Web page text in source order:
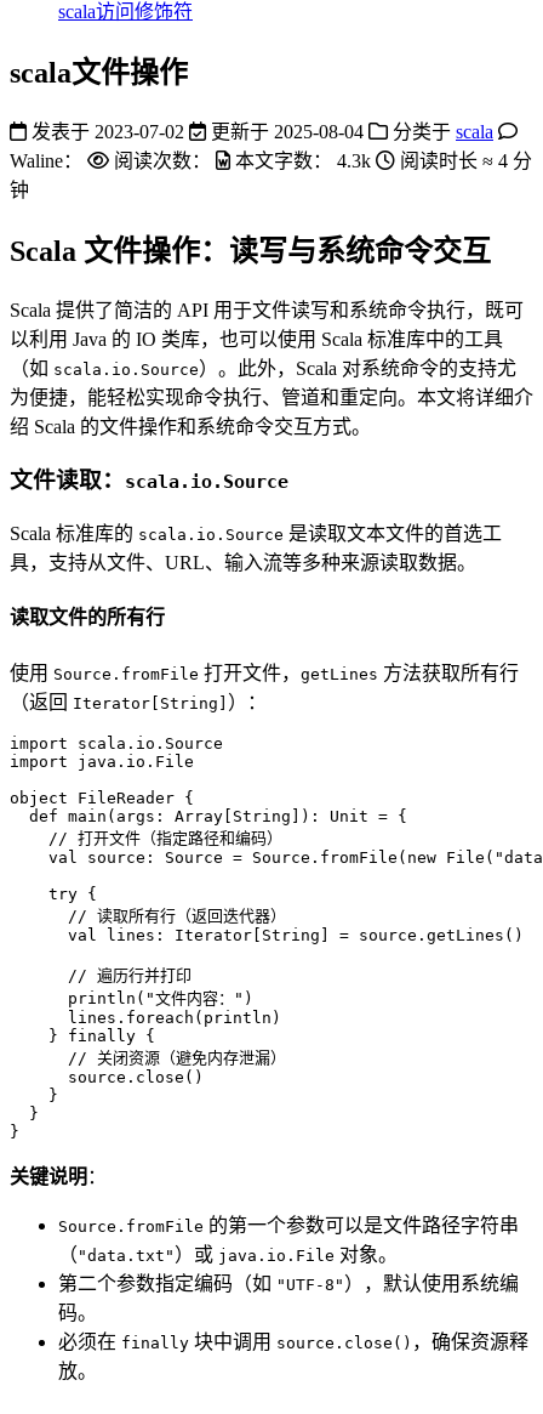
scala访问修饰符
scala文件操作
发表于 2023-07-02 更新于 2025-08-04 分类于 scala
Waline：
阅读次数： 本文字数： 4.3k 阅读时长 ≈ 4 分
钟
Scala 文件操作：读写与系统命令交互
Scala 提供了简洁的 API 用于文件读写和系统命令执行，既可
以利用 Java 的 IO 类库，也可以使用 Scala 标准库中的工具
（如 scala.io.Source）。此外，Scala 对系统命令的支持尤
为便捷，能轻松实现命令执行、管道和重定向。本文将详细介
绍 Scala 的文件操作和系统命令交互方式。
文件读取： scala.io.Source
Scala 标准库的 scala.io.Source 是读取文本文件的首选工
具，支持从文件、URL、输入流等多种来源读取数据。
读取文件的所有行
使用 Source.fromFile 打开文件， getLines 方法获取所有行
（返回 Iterator[String] ）：
import scala.io. Source
import java.io. File
object
FileReader {
def main (args: Array [ String ]): Unit = {
// 打开文件（指定路径和编码）
val
source: Source = Source .fromFile( new File (
try {
// 读取所有行（返回迭代器）
val
lines: Iterator [ String ] = source.getLines()
// 遍历行并打印
      println(
"文件内容：" )
      lines.foreach(println)
    }
finally {
// 关闭资源（避免内存泄漏）
      source.close()
    }
  }
}
关键说明 ：
Source.fromFile 的第一个参数可以是文件路径字符串
（ "data.txt" ）或 java.io.File 对象。
第二个参数指定编码（如 "UTF-8" ），默认使用系统编
码。
必须在 finally 块中调用 source.close() ，确保资源释
放。